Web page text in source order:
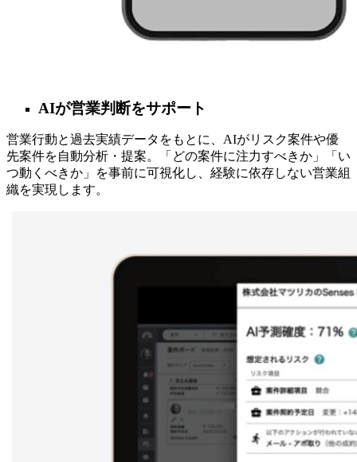
AIが営業判断をサポート
営業行動と過去実績データをもとに、AIがリスク案件や優
先案件を自動分析・提案。「どの案件に注力すべきか」「い
つ動くべきか」を事前に可視化し、経験に依存しない営業組
織を実現します。